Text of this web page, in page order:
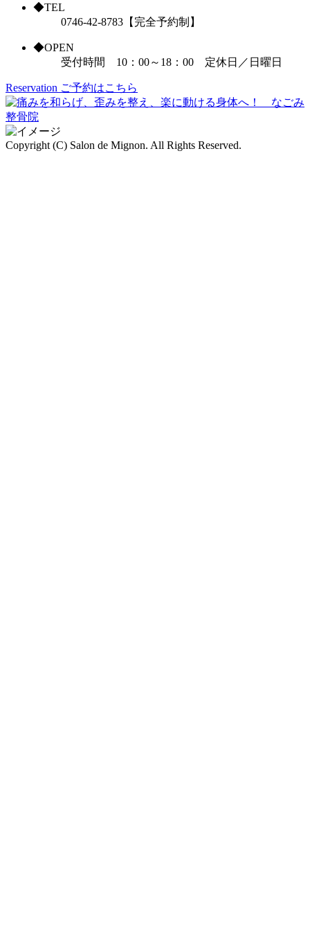
◆TEL
0746-42-8783【完全予約制】
◆OPEN
受付時間 10：00～18：00 定休日／日曜日
Reservation ご予約はこちら
Copyright (C) Salon de Mignon. All Rights Reserved.